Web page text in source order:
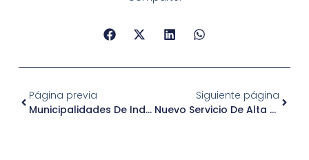
Página previa
Municipalidades De Independencia Y Recoleta Inician Operativo Conjunto De Bacheo En Avenida La Paz
Siguiente página
Nuevo Servicio De Alta Resolutividad (SAR) De Independencia Estará Operativo En El Primer Semestre De 2026